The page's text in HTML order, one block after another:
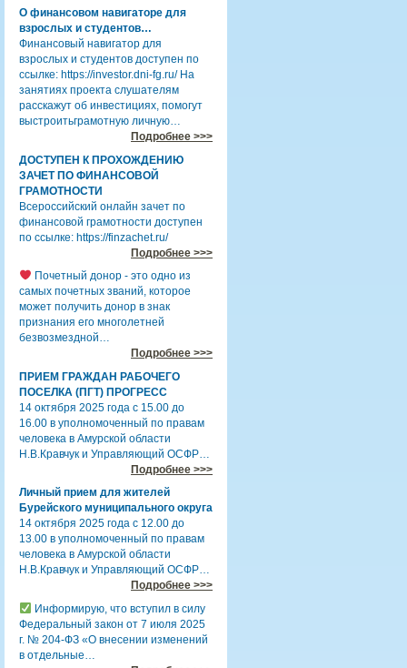
О финансовом навигаторе для
взрослых и студентов…
Финансовый навигатор для
взрослых и студентов доступен по
ссылке: https://investor.dni-fg.ru/ На
занятиях проекта слушателям
расскажут об инвестициях, помогут
выстроитьграмотную личную…
Подробнее >>>
ДОСТУПЕН К ПРОХОЖДЕНИЮ
ЗАЧЕТ ПО ФИНАНСОВОЙ
ГРАМОТНОСТИ
Всероссийский онлайн зачет по
финансовой грамотности доступен
по ссылке: https://finzachet.ru/
Подробнее >>>
Почетный донор - это одно из
самых почетных званий, которое
может получить донор в знак
признания его многолетней
безвозмездной…
Подробнее >>>
ПРИЕМ ГРАЖДАН РАБОЧЕГО
ПОСЕЛКА (ПГТ) ПРОГРЕСС
14 октября 2025 года с 15.00 до
16.00 в уполномоченный по правам
человека в Амурской области
Н.В.Кравчук и Управляющий ОСФР…
Подробнее >>>
Личный прием для жителей
Бурейского муниципального округа
14 октября 2025 года с 12.00 до
13.00 в уполномоченный по правам
человека в Амурской области
Н.В.Кравчук и Управляющий ОСФР…
Подробнее >>>
Информирую, что вступил в силу
Федеральный закон от 7 июля 2025
г. № 204-ФЗ «О внесении изменений
в отдельные…